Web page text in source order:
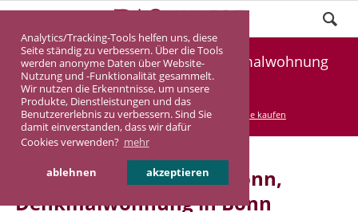
Analytics/Tracking-Tools helfen uns, diese
Seite ständig zu verbessern. Über die Tools
werden anonyme Daten über Website-
Nutzung und -Funktionalität gesammelt.
Wir nutzen die Erkenntnisse, um unsere
Produkte, Dienstleistungen und das
Benutzererlebnis zu verbessern. Sind Sie
damit einverstanden, dass wir dafür
Cookies verwenden? mehr
ablehnen akzeptieren
Denkmalimmobilie Bonn, Denkmalwohnung
Bonn
DASINVEST Service Denkmalimmobilie kaufen
Denkmalimmobilie in Bonn,
Denkmalwohnung in Bonn